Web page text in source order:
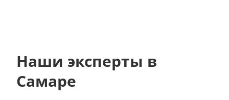
Наши эксперты в
Самаре